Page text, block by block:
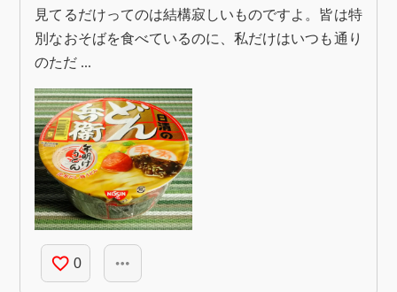
見てるだけってのは結構寂しいものですよ。皆は特
別なおそばを食べているのに、私だけはいつも通り
のただ ...
favorite_border 0 more_horiz